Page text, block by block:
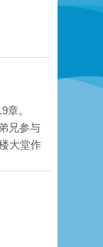
章。
兄参与
大堂作